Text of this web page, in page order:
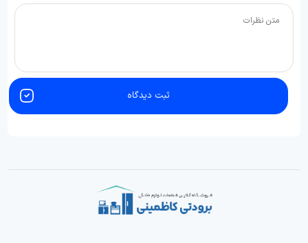
ثبت دیدگاه